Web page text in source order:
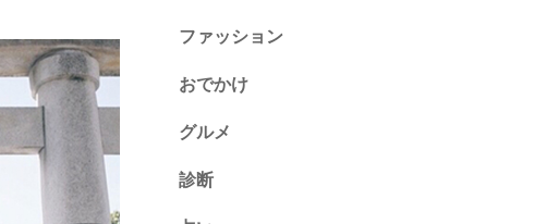
ファッション
トレンド
ネイル
おでかけ
グルメ
診断
診断